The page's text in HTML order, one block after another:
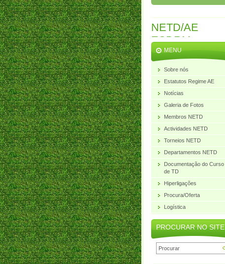
NETD/AE
ESDRM
MENU
Sobre nós
Estatutos Regime AE
Notícias
Galeria de Fotos
Membros NETD
Actividades NETD
Torneios NETD
Departamentos NETD
Documentação do Curso
de TD
Hiperligações
Procura/Oferta
Logística
PROCURAR NO SITE